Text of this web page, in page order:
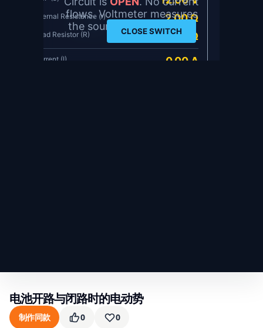
电池开路与闭路时的电动势
制作同款 0 0